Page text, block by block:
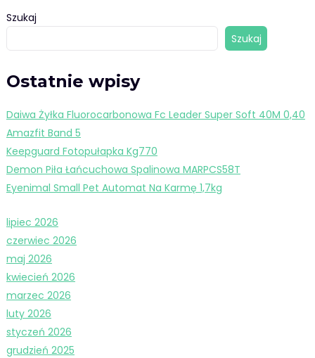
Szukaj
Szukaj
Ostatnie wpisy
Daiwa Żyłka Fluorocarbonowa Fc Leader Super Soft 40M 0,40
Amazfit Band 5
Keepguard Fotopułapka Kg770
Demon Piła Łańcuchowa Spalinowa MARPCS58T
Eyenimal Small Pet Automat Na Karmę 1,7kg
lipiec 2026
czerwiec 2026
maj 2026
kwiecień 2026
marzec 2026
luty 2026
styczeń 2026
grudzień 2025